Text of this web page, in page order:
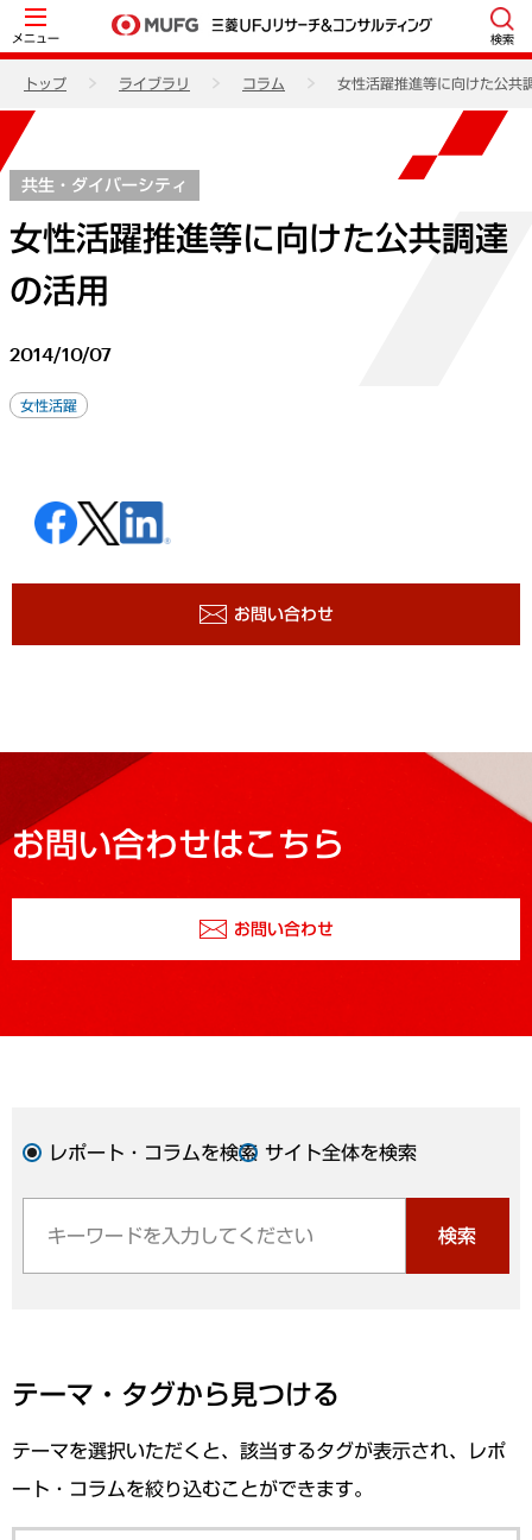
メニュー 検索
トップ ライブラリ コラム 女性活躍推進等に向けた公共
共生・ダイバーシティ
女性活躍推進等に向けた公共調達
の活用
2014/10/07
女性活躍
お問い合わせ
お問い合わせはこちら
お問い合わせ
レポート・コラムを検索 サイト全体を検索
検索
テーマ・タグから見つける
テーマを選択いただくと、該当するタグが表示され、レポ
ート・コラムを絞り込むことができます。